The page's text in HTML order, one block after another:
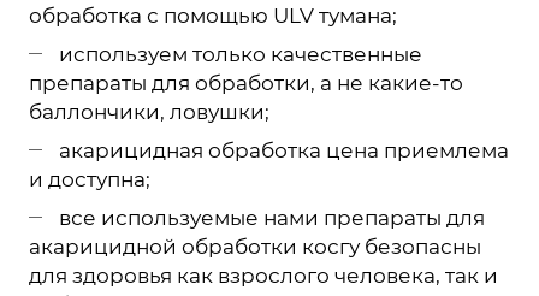
обработка с помощью ULV тумана;
используем только качественные
препараты для обработки, а не какие-то
баллончики, ловушки;
акарицидная обработка цена приемлема
и доступна;
все используемые нами препараты для
акарицидной обработки косгу безопасны
для здоровья как взрослого человека, так и